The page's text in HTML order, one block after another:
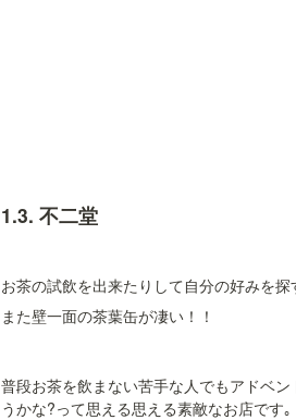
1.3. 不二堂
お茶の試飲を出来たりして自分の好みを
また壁一面の茶葉缶が凄い！！
普段お茶を飲まない苦手な人でもアドベ
うかな?って思える思える素敵なお店です｡